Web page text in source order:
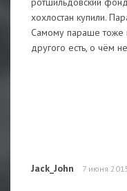
хохлостан купили.
Самому параше тоже
другого есть, о чём
Jack_John 7 июня